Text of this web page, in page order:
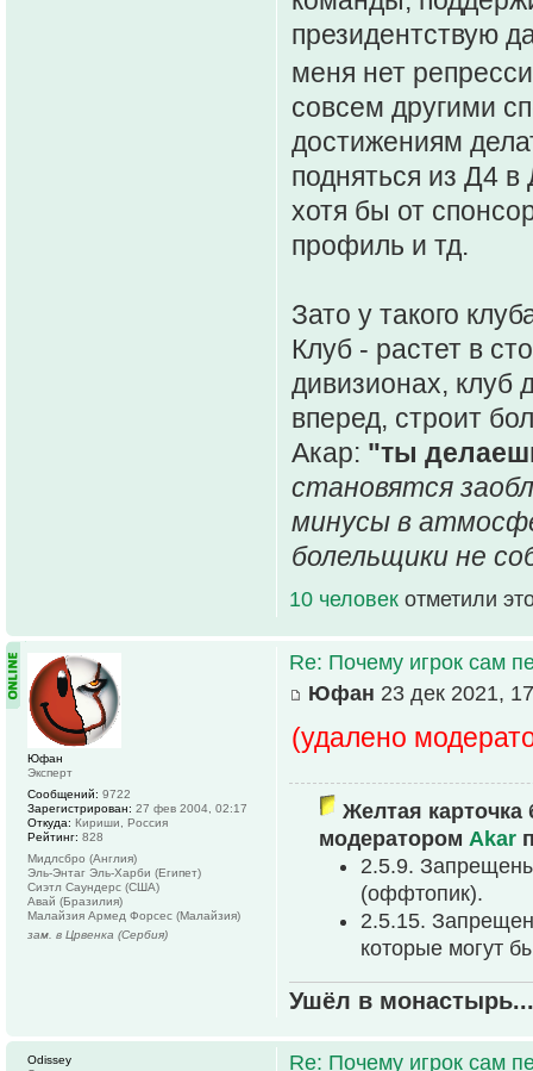
президентствую
меня нет
совсем другими
достижениям
подняться из Д4 в
хотя бы от
профиль и тд.
Зато у такого
Клуб - растет в
дивизионах, клуб
вперед, строит
Акар: "ты
становятся
минусы в
болельщики не
10 человек отметили
Re: Почему игрок сам
Юфан 23 дек 2021,
(удалено
Желтая карточка
модератором Akar
2.5.9.
(оффтопик).
2.5.15.
которые могут
Ушёл в монастырь...
Юфан
Эксперт
Сообщений: 9722
Зарегистрирован: 27 фев 2004, 02:17
Откуда: Кириши, Россия
Рейтинг: 828
Мидлсбро (Англия)
Эль-Энтаг Эль-Харби (Египет)
Сиэтл Саундерс (США)
Авай (Бразилия)
Малайзия Армед Форсес (Малайзия)
зам. в Црвенка (Сербия)
Re: Почему игрок сам
Odissey